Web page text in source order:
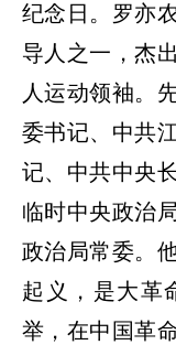
纪念日。罗亦
导人之一，杰
人运动领袖。
委书记、中共
记、中共中央
临时中央政治
政治局常委。
起义，是大革
举，在中国革